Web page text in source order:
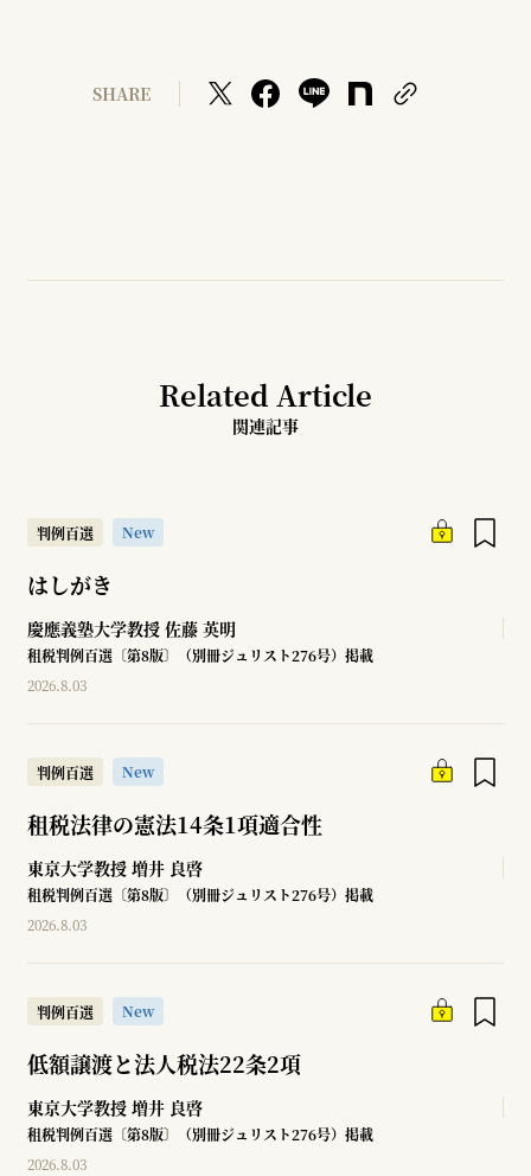
SHARE
Related Article
関連記事
判例百選 New
はしがき
慶應義塾大学教授 佐藤 英明
租税判例百選〔第8版〕（別冊ジュリスト276号）掲載
2026.8.03
判例百選 New
租税法律の憲法14条1項適合性
東京大学教授 増井 良啓
租税判例百選〔第8版〕（別冊ジュリスト276号）掲載
2026.8.03
判例百選 New
低額譲渡と法人税法22条2項
東京大学教授 増井 良啓
租税判例百選〔第8版〕（別冊ジュリスト276号）掲載
2026.8.03